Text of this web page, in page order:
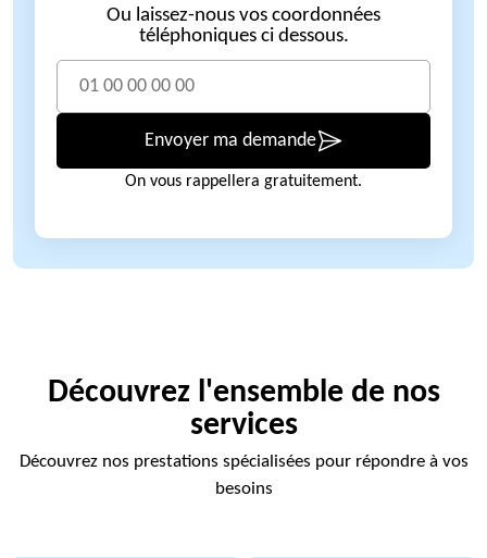
Ou laissez-nous vos coordonnées
téléphoniques ci dessous.
Envoyer ma demande
On vous rappellera gratuitement.
Découvrez l'ensemble de nos
services
Découvrez nos prestations spécialisées pour répondre à vos
besoins